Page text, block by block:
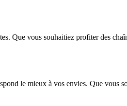
Que vous souhaitiez profiter des
le mieux à vos envies. Que vous